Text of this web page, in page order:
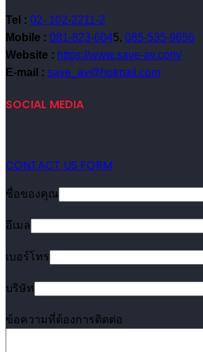
Tel : 02- 102-2211-2
Mobile : 081-823-6045, 085-535-9656
Website : https://www.save-av.com/
E-mail : save_av@hotmail.com
SOCIAL MEDIA
CONTACT US FORM
ชื่อของคุณ
อีเมล
เบอร์โทร
บริษัท
ข้อความที่ต้องการติดต่อ